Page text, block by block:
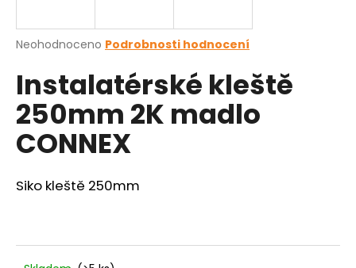
Průměrné
produktu
0,0
z
5
hvězdiček.
Neohodnoceno Podrobnosti hodnocení
Instalatérské kleště
250mm 2K madlo
CONNEX
Siko kleště 250mm
j
t
?
D